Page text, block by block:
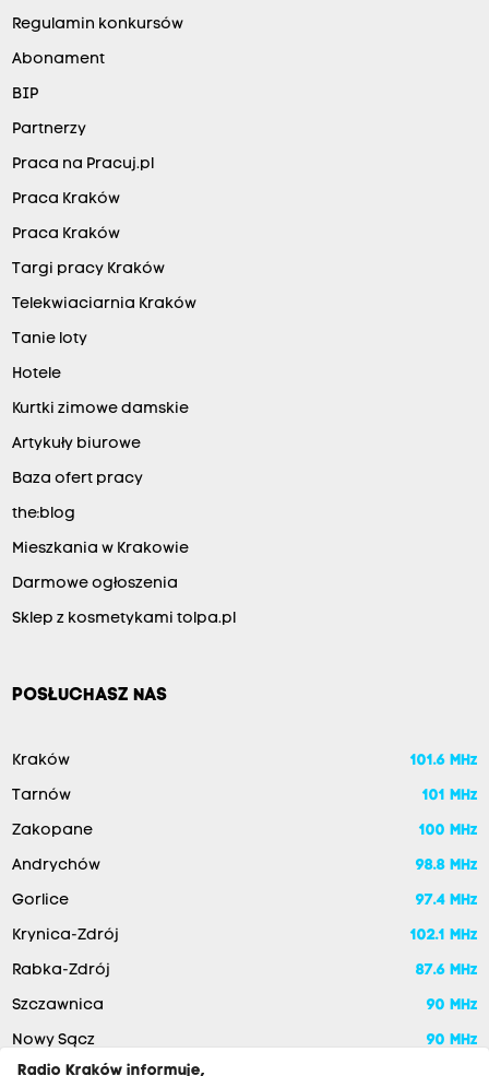
Regulamin konkursów
Abonament
BIP
Partnerzy
Praca na Pracuj.pl
Praca Kraków
Praca Kraków
Targi pracy Kraków
Telekwiaciarnia Kraków
Tanie loty
Hotele
Kurtki zimowe damskie
Artykuły biurowe
Baza ofert pracy
the:blog
Mieszkania w Krakowie
Darmowe ogłoszenia
Sklep z kosmetykami tolpa.pl
POSŁUCHASZ NAS
Kraków 101.6 MHz
Tarnów 101 MHz
Zakopane 100 MHz
Andrychów 98.8 MHz
Gorlice 97.4 MHz
Krynica-Zdrój 102.1 MHz
Rabka-Zdrój 87.6 MHz
Szczawnica 90 MHz
Nowy Sącz
90 MHz
Radio Kraków informuje,